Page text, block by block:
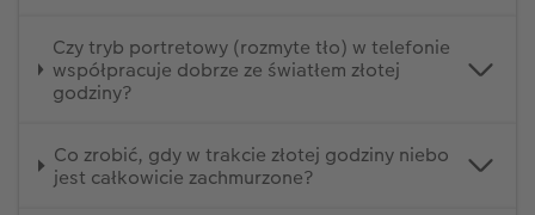
Czy tryb portretowy (rozmyte tło) w telefonie
współpracuje dobrze ze światłem złotej
godziny?
Co zrobić, gdy w trakcie złotej godziny niebo
jest całkowicie zachmurzone?